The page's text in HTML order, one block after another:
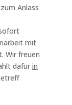
Anlass
mit
Wir freuen
dafür in